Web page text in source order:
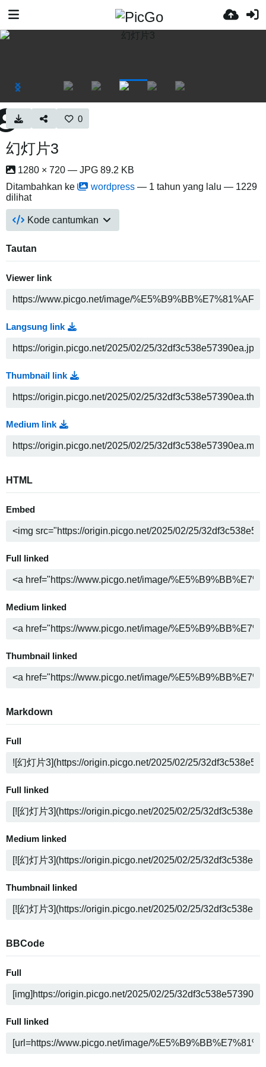
0
幻灯片3
1280 × 720 — JPG 89.2 KB
Ditambahkan ke
wordpress — 1 tahun yang lalu — 1229
dilihat
Kode cantumkan
Tautan
Viewer link
Langsung link
Thumbnail link
Medium link
HTML
Embed
Full linked
Medium linked
Thumbnail linked
Markdown
Full
Full linked
Medium linked
Thumbnail linked
BBCode
Full
Full linked